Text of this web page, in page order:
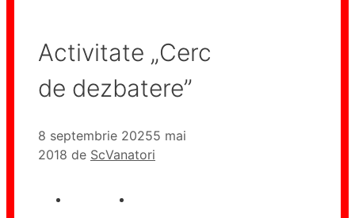
Activitate „Cerc
de dezbatere”
8 septembrie 20255 mai
2018 de ScVanatori